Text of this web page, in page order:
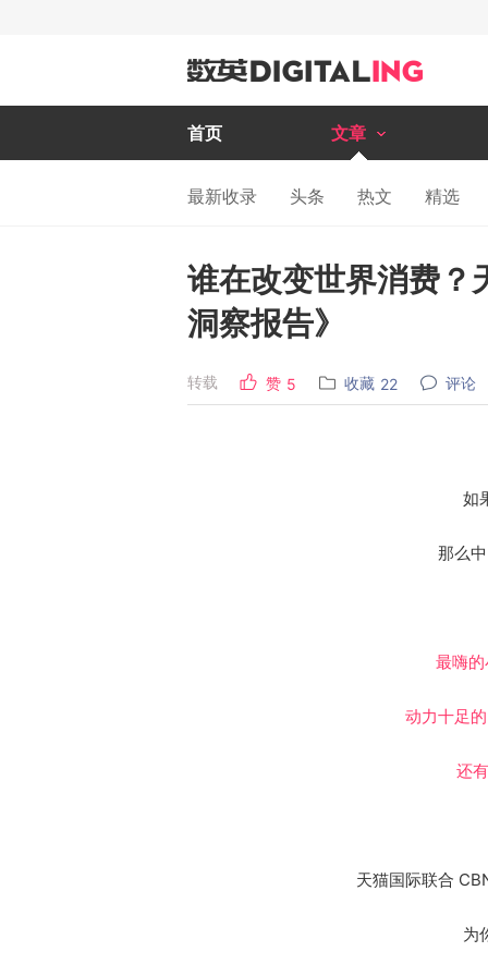
首页 文章
最新收录 头条 热文 精选
谁在改变世界消费
洞察报告》
转载 赞 5 收藏 22 评论
如
那么
最嗨
动力十足
还
天猫国际联合
为